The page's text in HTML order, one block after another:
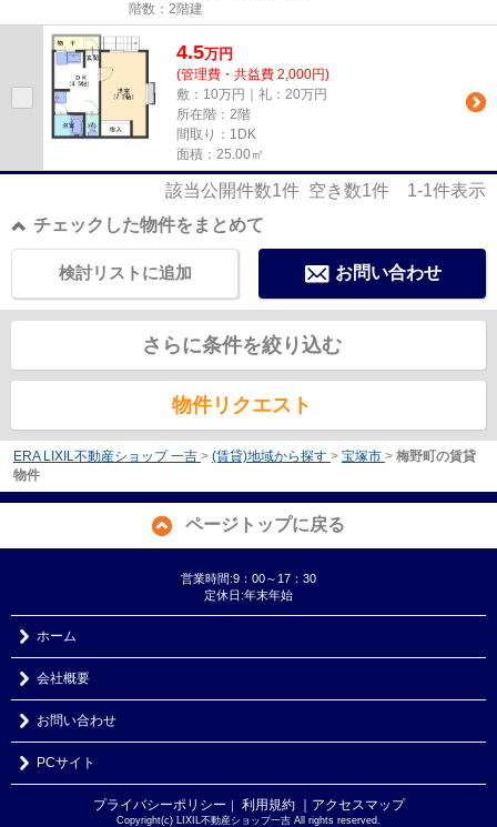
階数：2階建
4.5万円
(管理費・共益費 2,000円)
敷：10万円｜礼：20万円
所在階：2階
間取り：1DK
面積：25.00㎡
該当公開件数1件 空き数1件 1-1件表示
チェックした物件をまとめて
お問い合わせ
検討リストに追加
さらに条件を絞り込む
物件リクエスト
ERA LIXIL不動産ショップ 一吉 > (賃貸)地域から探す > 宝塚市 > 梅野町の賃貸
物件
ページトップに戻る
営業時間:9：00～17：30
定休日:年末年始
ホーム
会社概要
お問い合わせ
PCサイト
プライバシーポリシー ｜ 利用規約 ｜アクセスマップ
Copyright(c) LIXIL不動産ショップ一吉 All rights reserved.